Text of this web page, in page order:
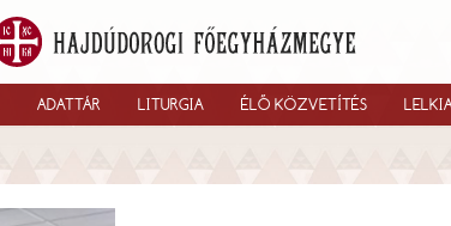
ADATTÁR LITURGIA ÉLŐ KÖZVETÍTÉS